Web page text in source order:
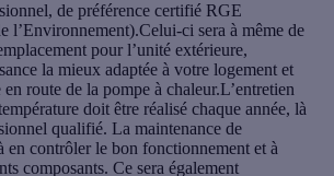
de préférence certifié RGE
l’Environnement).Celui-ci sera à même de
pour l’unité extérieure,
la mieux adaptée à votre logement et
route de la pompe à chaleur.L’entretien
doit être réalisé chaque année, là
qualifié. La maintenance de
en contrôler le bon fonctionnement et à
composants. Ce sera également